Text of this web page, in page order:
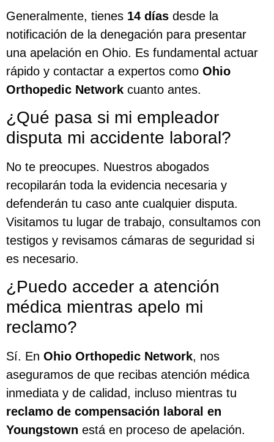
Generalmente, tienes 14 días desde la
notificación de la denegación para presentar
una apelación en Ohio. Es fundamental actuar
rápido y contactar a expertos como Ohio
Orthopedic Network cuanto antes.
¿Qué pasa si mi empleador
disputa mi accidente laboral?
No te preocupes. Nuestros abogados
recopilarán toda la evidencia necesaria y
defenderán tu caso ante cualquier disputa.
Visitamos tu lugar de trabajo, consultamos con
testigos y revisamos cámaras de seguridad si
es necesario.
¿Puedo acceder a atención
médica mientras apelo mi
reclamo?
Sí. En Ohio Orthopedic Network, nos
aseguramos de que recibas atención médica
inmediata y de calidad, incluso mientras tu
reclamo de compensación laboral en
Youngstown está en proceso de apelación.